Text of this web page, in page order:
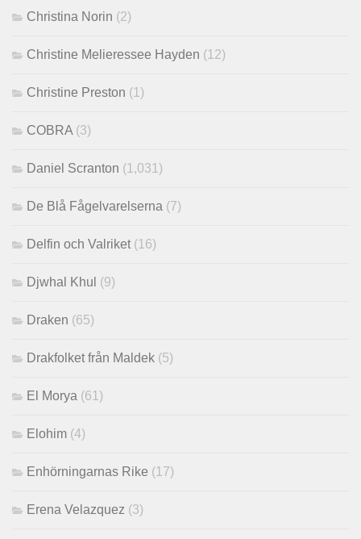
Christina Norin (2)
Christine Melieressee Hayden (12)
Christine Preston (1)
COBRA (3)
Daniel Scranton (1,031)
De Blå Fågelvarelserna (7)
Delfin och Valriket (16)
Djwhal Khul (9)
Draken (65)
Drakfolket från Maldek (5)
El Morya (61)
Elohim (4)
Enhörningarnas Rike (17)
Erena Velazquez (3)